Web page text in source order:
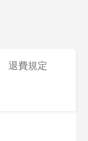
退費規定